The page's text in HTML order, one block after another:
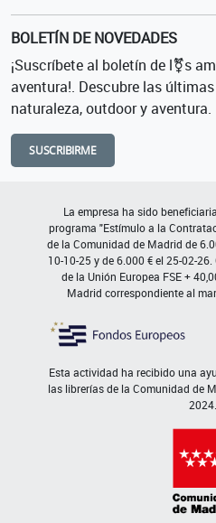
BOLETÍN DE NOVEDADES
¡Suscríbete al boletín de l⚧s
aventura!. Descubre las
naturaleza, outdoor y aventura.
SUSCRIBIRME
La empresa ha sido
programa "Estímulo a la
de la Comunidad de Madrid de
10-10-25 y de 6.000 € el 25-02-
de la Unión Europea FSE +
Madrid correspondiente al
Esta actividad ha recibido una
las librerías de la Comunidad de
2024.